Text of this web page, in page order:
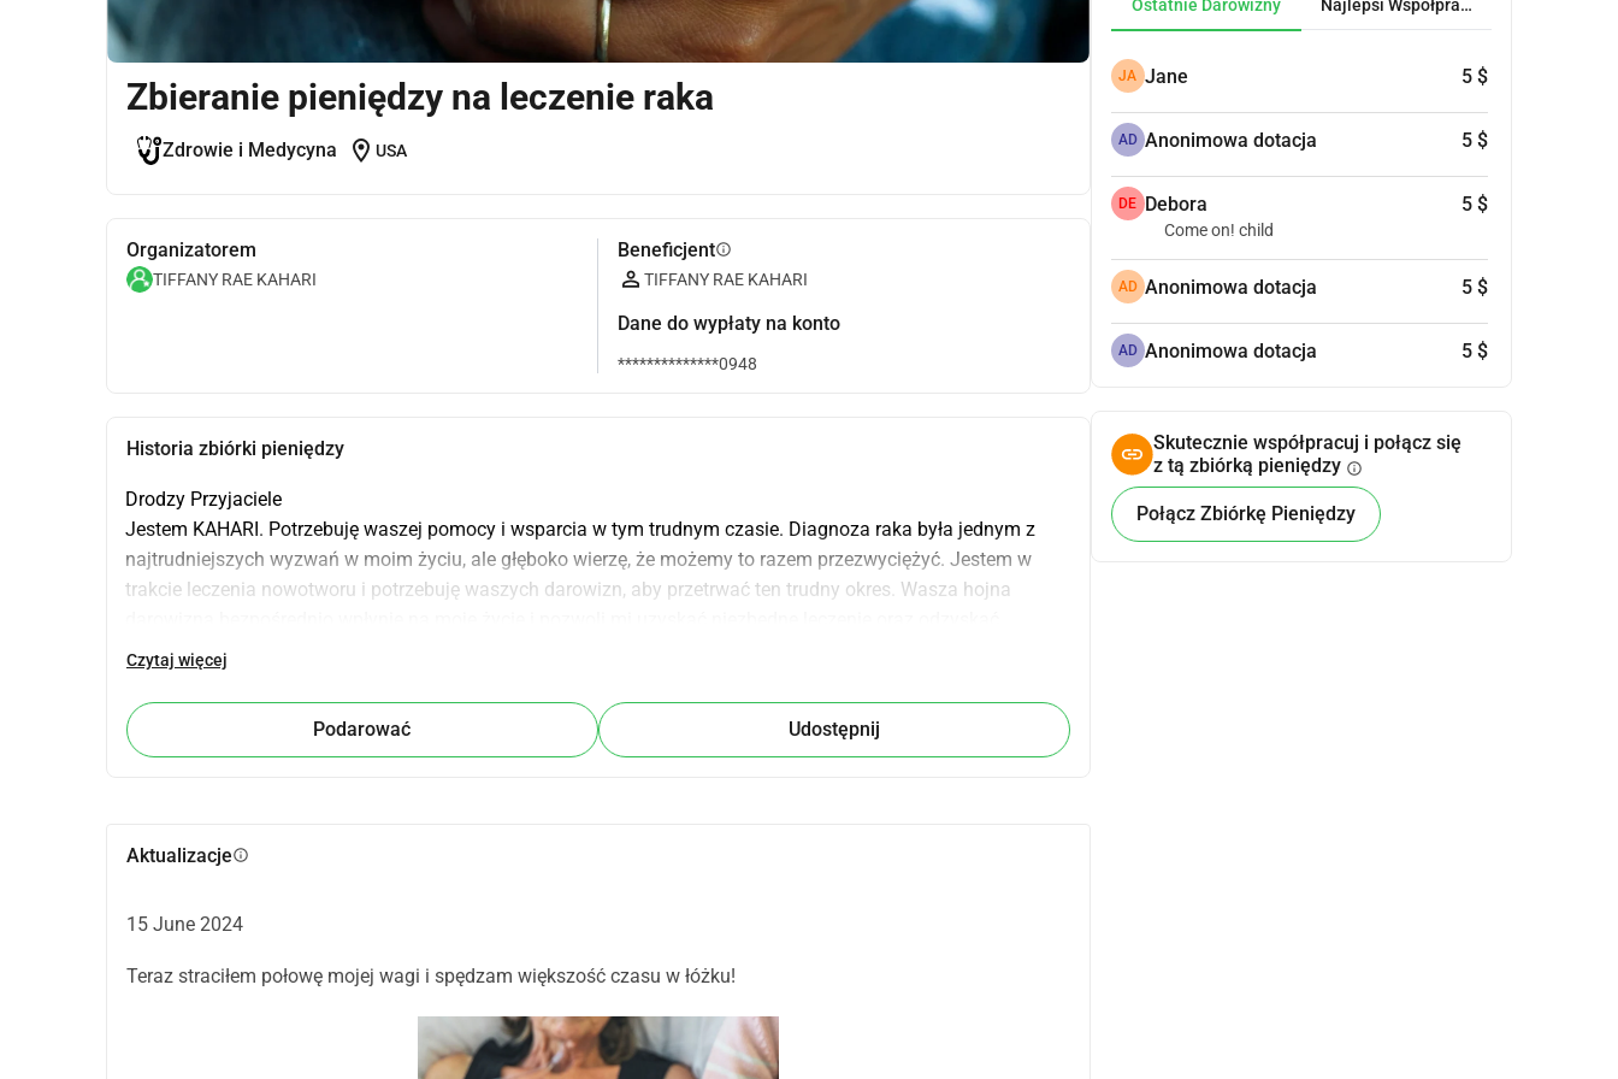
Zbieranie pieniędzy na leczenie raka
Zdrowie i Medycyna location_on USA
Organizatorem
TIFFANY RAE KAHARI
Beneficjentinfo
TIFFANY RAE KAHARI
Dane do wypłaty na konto
**************0948
Historia zbiórki pieniędzy
Drodzy Przyjaciele
Jestem KAHARI. Potrzebuję waszej pomocy i wsparcia w tym trudnym czasie. Diagnoza raka była jednym z
najtrudniejszych wyzwań w moim życiu, ale głęboko wierzę, że możemy to razem przezwyciężyć. Jestem w
trakcie leczenia nowotworu i potrzebuję waszych darowizn, aby przetrwać ten trudny okres. Wasza hojna
zdrowie.
moją motywacją do pokonania raka w trakcie tej trudnej podróży. Dziękuję za wasze wsparcie, walczmy razem
o zdrowie i szczęście!
Czytaj więcej
Podarować Udostępnij
Aktualizacjeinfo
15 June 2024
Teraz straciłem połowę mojej wagi i spędzam większość czasu w łóżku!
Ostatnie Darowizny Najlepsi Współpracownicy
JA Jane 5 $
AD Anonimowa dotacja 5 $
DE Debora 5 $
Come on! child
AD Anonimowa dotacja 5 $
AD Anonimowa dotacja 5 $
Skutecznie współpracuj i połącz się
z tą zbiórką pieniędzy info
Połącz Zbiórkę Pieniędzy